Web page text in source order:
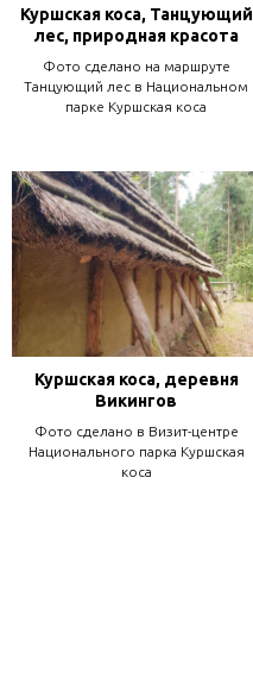
Куршская коса, Танцующий
лес, природная красота
Фото сделано на маршруте
Танцующий лес в Национальном
парке Куршская коса
Куршская коса, деревня
Викингов
Фото сделано в Визит-центре
Национального парка Куршская
коса